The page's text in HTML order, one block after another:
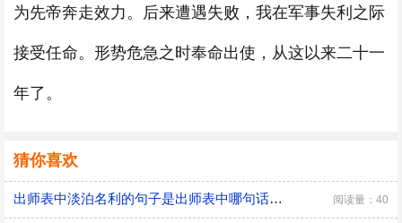
为先帝奔走效力。后来遭遇失败，我在军事失利之际
接受任命。形势危急之时奉命出使，从这以来二十一
年了。
猜你喜欢
出师表中淡泊名利的句子是出师表中哪句话表现出淡泊名利 阅读量：40